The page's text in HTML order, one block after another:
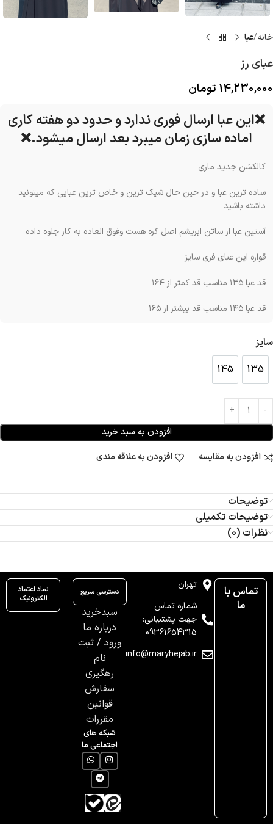
خانه عبا
عبای رز
14,230,000 تومان
❌️این عبا ارسال فوری ندارد و حدود دو هفته کاری
اماده سازی زمان میبرد بعد ارسال میشود.❌️
کالکشن جدید ماری
ساده ترین عبا و در حین حال شیک ترین و خاص ترین عبایی که میتونید
داشته باشید
آستین عبا از ساتن ابریشم اصل کره هست وفوق العاده به کار جلوه داده
قواره این عبای فری سایز
قد عبا ۱۳۵ مناسب قد کمتر از ۱۶۴
قد عبا ۱۴۵ مناسب قد بیشتر از ۱۶۵
سایز
135
135
145
145
افزودن به سبد خرید
افزودن به مقایسه
افزودن به علاقه مندی
توضیحات
توضیحات تکمیلی
نظرات (0)
تماس با
ما
تهران
شماره تماس
جهت پشتیبانی:
09361654315
info@maryhejab.ir
دسترسی سریع
سبدخرید
درباره ما
ورود / ثبت
نام
رهگیری
سفارش
قوانین
مقررات
شبکه های
اجتماعی ما
نماد اعتماد
الکترونیک